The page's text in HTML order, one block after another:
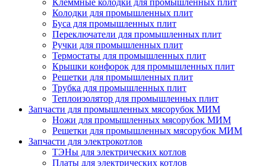
Клеммные колодки для промышленных плит
Колодки для промышленных плит
Буса для промышленных плит
Переключатели для промышленных плит
Ручки для промышленных плит
Термостаты для промышленных плит
Крышки конфорок для промышленных плит
Решетки для промышленных плит
Трубка для промышленных плит
Теплоизолятор для промышленных плит
Запчасти для промышленных мясорубок МИМ
Ножи для промышленных мясорубок МИМ
Решетки для промышленных мясорубок МИМ
Запчасти для электрокотлов
ТЭНы для электрических котлов
Платы для электрических котлов